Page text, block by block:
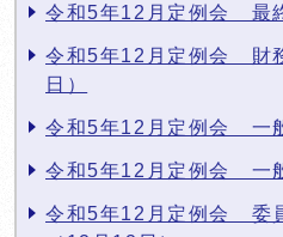
令和5年12月定例会 最
令和5年12月定例会 財
日）
令和5年12月定例会 一
令和5年12月定例会 一
令和5年12月定例会 委